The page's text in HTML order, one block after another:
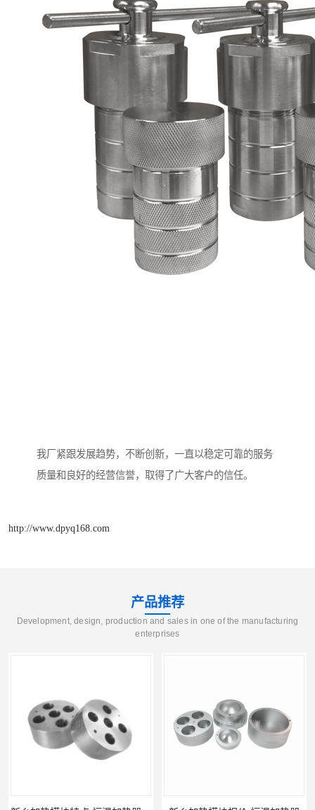
我厂紧跟发展趋势，不断创新，一直以稳定可靠的服务
质量和良好的经营信誉，取得了广大客户的信任。
http://www.dpyq168.com
产品推荐
Development, design, production and sales in one of the manufacturing
enterprises